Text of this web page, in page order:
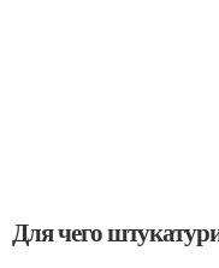
Для чего